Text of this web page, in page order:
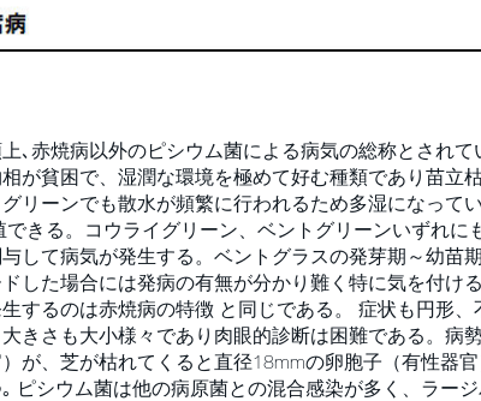
､赤焼病以外のピシウム菌による病気の総称とされ
が貧困で、湿潤な環境を極めて好む種類であり苗立
リーンでも散水が頻繁に行われるため多湿になって
できる。コウライグリーン、ベントグリーンいずれに
して病気が発生する。ベントグラスの発芽期～幼苗
した場合には発病の有無が分かり難く特に気を付け
するのは赤焼病の特徴 と同じである。 症状も円形
きさも大小様々であり肉眼的診断は困難である。病
が、芝が枯れてくると直径18mmの卵胞子（有性器
ピシウム菌は他の病原菌との混合感染が多く、ラー